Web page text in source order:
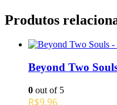
Produtos
Beyond Two
0 out of 5
R$9.96